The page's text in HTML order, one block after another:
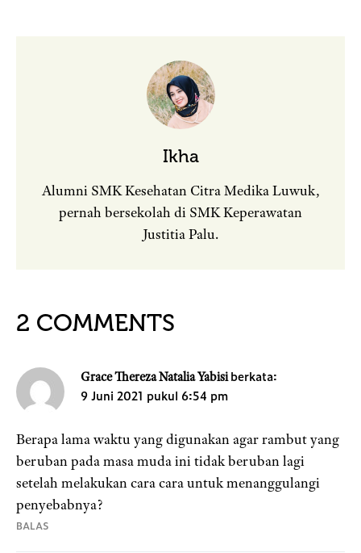
Ikha
Alumni SMK Kesehatan Citra Medika Luwuk,
pernah bersekolah di SMK Keperawatan
Justitia Palu.
2 COMMENTS
Grace Thereza Natalia Yabisi berkata:
9 Juni 2021 pukul 6:54 pm
Berapa lama waktu yang digunakan agar rambut yang
beruban pada masa muda ini tidak beruban lagi
setelah melakukan cara cara untuk menanggulangi
penyebabnya?
BALAS